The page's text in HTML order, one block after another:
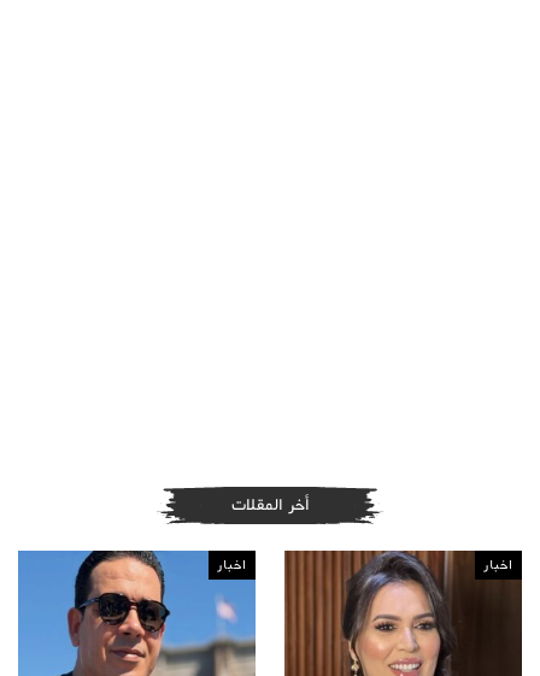
أخر المقلات
اخبار اخبار